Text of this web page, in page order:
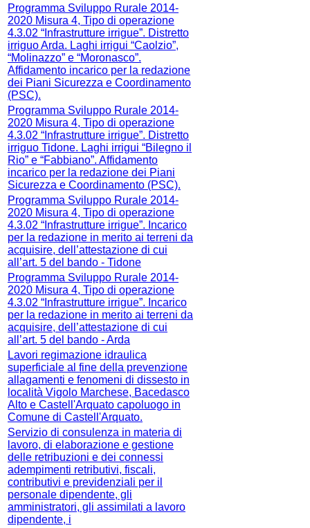
Programma Sviluppo Rurale 2014-
2020 Misura 4, Tipo di operazione
4.3.02 “Infrastrutture irrigue”. Distretto
irriguo Arda. Laghi irrigui “Caolzio”,
“Molinazzo” e “Moronasco”.
Affidamento incarico per la redazione
dei Piani Sicurezza e Coordinamento
(PSC).
Programma Sviluppo Rurale 2014-
2020 Misura 4, Tipo di operazione
4.3.02 “Infrastrutture irrigue”. Distretto
irriguo Tidone. Laghi irrigui “Bilegno il
Rio” e “Fabbiano”. Affidamento
incarico per la redazione dei Piani
Sicurezza e Coordinamento (PSC).
Programma Sviluppo Rurale 2014-
2020 Misura 4, Tipo di operazione
4.3.02 “Infrastrutture irrigue”. Incarico
per la redazione in merito ai terreni da
acquisire, dell’attestazione di cui
all’art. 5 del bando - Tidone
Programma Sviluppo Rurale 2014-
2020 Misura 4, Tipo di operazione
4.3.02 “Infrastrutture irrigue”. Incarico
per la redazione in merito ai terreni da
acquisire, dell’attestazione di cui
all’art. 5 del bando - Arda
Lavori regimazione idraulica
superficiale al fine della prevenzione
allagamenti e fenomeni di dissesto in
località Vigolo Marchese, Bacedasco
Alto e Castell'Arquato capoluogo in
Comune di Castell'Arquato.
Servizio di consulenza in materia di
lavoro, di elaborazione e gestione
delle retribuzioni e dei connessi
adempimenti retributivi, fiscali,
contributivi e previdenziali per il
personale dipendente, gli
amministratori, gli assimilati a lavoro
dipendente, i